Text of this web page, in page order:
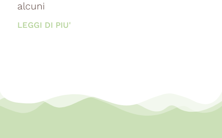
alcuni
LEGGI DI PIU'